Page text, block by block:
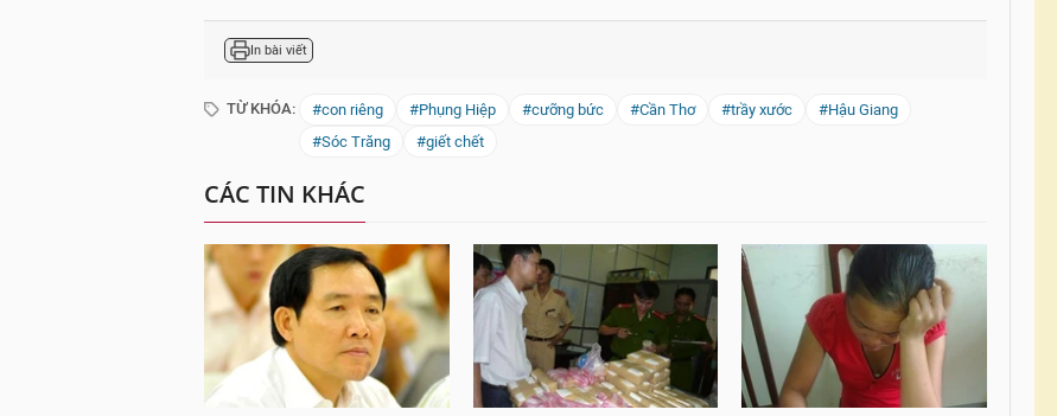
In bài viết
TỪ KHÓA: #con riêng #Phụng Hiệp #cưỡng bức #Cần Thơ #trầy xước
#Hậu Giang
#Sóc Trăng
#giết chết
CÁC TIN KHÁC